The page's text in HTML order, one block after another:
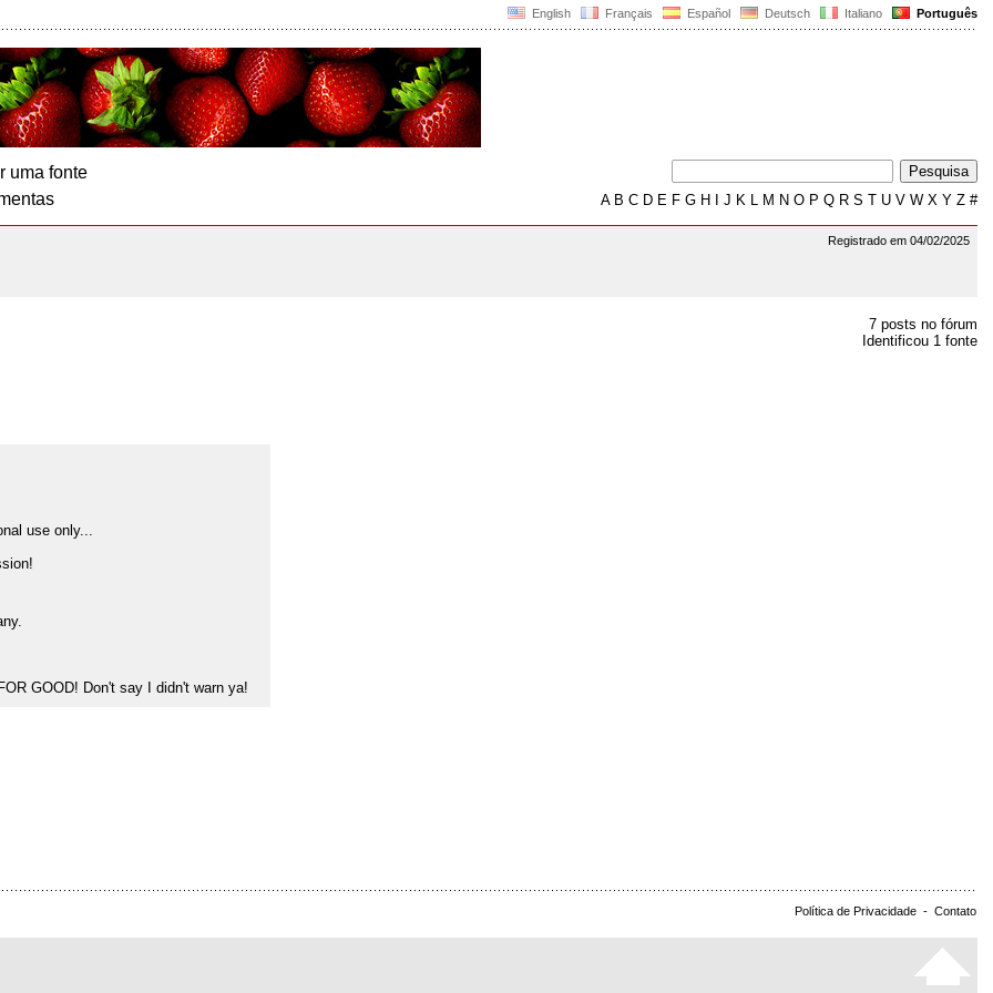
English Français Español Deutsch Italiano Português
uma fonte
AB C D E F G H J K L M N O P Q R S T U V W X Y Z #
Registrado em 04/02/2025
7 posts no fórum
Identificou 1 fonte
use only...
GOOD! Don't say I didn't warn ya!
Política de Privacidade - Contato